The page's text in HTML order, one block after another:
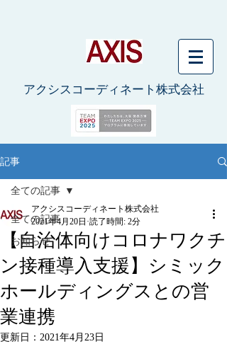
アクシスコーディネート株式会社
記事
全ての記事
お知らせ
全ての記事
【自治体向けコロナワクチ
ン接種導入支援】シミック
ホールディングスとの営
業連携
アクシスコーディネート株式会社
2021年4月20日 読了時間: 2分
更新日： 2021年4月23日